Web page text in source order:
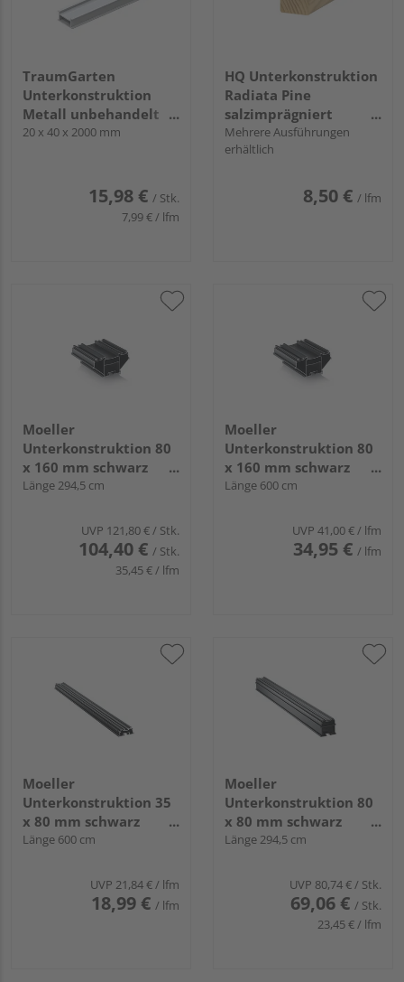
TraumGarten
Unterkonstruktion
Metall unbehandelt
silber - DREAMDECK
20 x 40 x 2000 mm
15,98 € / Stk.
7,99 € / lfm
HQ Unterkonstruktion
Radiata Pine
salzimprägniert
unbehandelt gehobelt
Mehrere Ausführungen
erhältlich
8,50 € / lfm
Moeller
Unterkonstruktion 80
x 160 mm schwarz
Aluminium System
Länge 294,5 cm
UVP 121,80 €/ Stk.
104,40 € / Stk.
35,45 € / lfm
Moeller
Unterkonstruktion 80
x 160 mm schwarz
Aluminium System
Länge 600 cm
UVP 41,00 €/ lfm
34,95 € / lfm
Moeller
Unterkonstruktion 35
x 80 mm schwarz
Aluminium System
Länge 600 cm
UVP 21,84 € / lfm
18,99 € / lfm
Moeller
Unterkonstruktion 80
x 80 mm schwarz
Aluminium System
Länge 294,5 cm
UVP 80,74 € / Stk.
69,06 € / Stk.
23,45 € / lfm